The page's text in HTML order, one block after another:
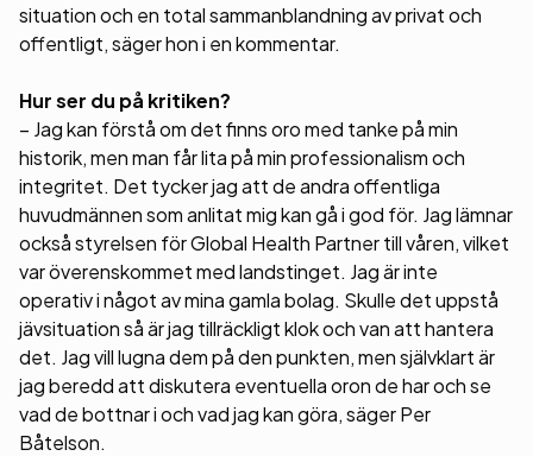
situation och en total sammanblandning av privat och
offentligt, säger hon i en kommentar.
Hur ser du på kritiken?
– Jag kan förstå om det finns oro med tanke på min
historik, men man får lita på min professionalism och
integritet. Det tycker jag att de andra offentliga
huvudmännen som anlitat mig kan gå i god för. Jag lämnar
också styrelsen för Global Health Partner till våren, vilket
var överenskommet med landstinget. Jag är inte
operativ i något av mina gamla bolag. Skulle det uppstå
jävsituation så är jag tillräckligt klok och van att hantera
det. Jag vill lugna dem på den punkten, men självklart är
jag beredd att diskutera eventuella oron de har och se
vad de bottnar i och vad jag kan göra, säger Per
Båtelson.